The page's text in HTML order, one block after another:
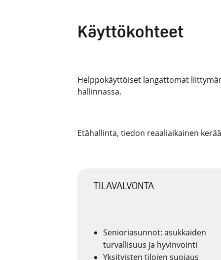
Käyttökohteet
Helppokäyttöiset langattomat
hallinnassa.
Etähallinta, tiedon reaaliaikainen
TILAVALVONTA
Senioriasunnot: asukkaiden
turvallisuus ja hyvinvointi
Yksityisten tilojen suojaus